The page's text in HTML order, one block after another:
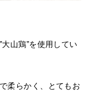
山鶏”を使用してい
柔らかく、とてもお